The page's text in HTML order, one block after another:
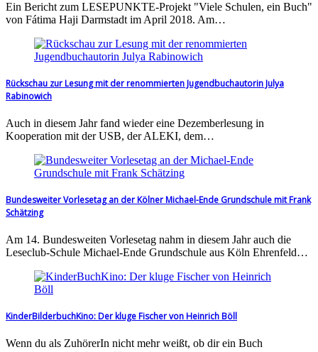
Ein Bericht zum LESEPUNKTE-Projekt "Viele Schulen, ein Buch"
von Fátima Haji Darmstadt im April 2018. Am…
Rückschau zur Lesung mit der renommierten Jugendbuchautorin Julya
Rabinowich
Auch in diesem Jahr fand wieder eine Dezemberlesung in
Kooperation mit der USB, der ALEKI, dem…
Bundesweiter Vorlesetag an der Kölner Michael-Ende Grundschule mit Frank
Schätzing
Am 14. Bundesweiten Vorlesetag nahm in diesem Jahr auch die
Leseclub-Schule Michael-Ende Grundschule aus Köln Ehrenfeld…
KinderBilderbuchKino: Der kluge Fischer von Heinrich Böll
Wenn du als ZuhörerIn nicht mehr weißt, ob dir ein Buch